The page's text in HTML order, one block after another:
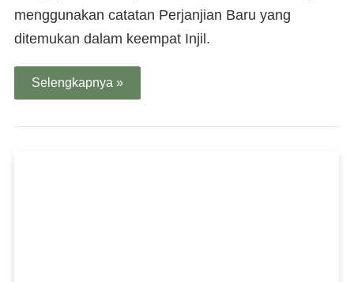
menggunakan catatan Perjanjian Baru yang
ditemukan dalam keempat Injil.
Selengkapnya »